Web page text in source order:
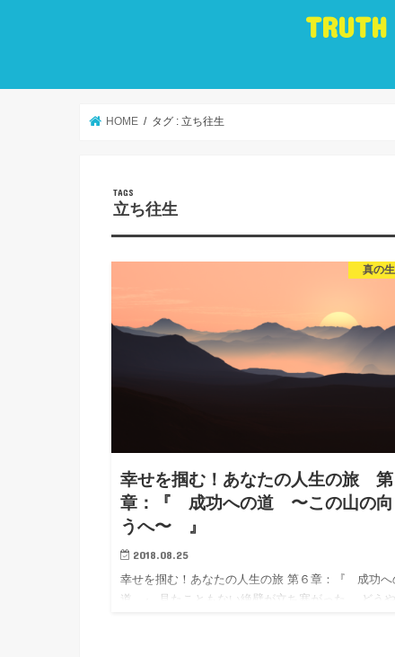
HOME タグ : 立ち往生
立ち往生
真の
幸せを掴む！あなたの人生の旅 第
章：『 成功への道 〜この山の向
うへ〜 』
2018.08.25
幸せを掴む！あなたの人生の旅 第６章：『 成功へ
道 』 見たこともない絶壁が立ち塞がった。 どう